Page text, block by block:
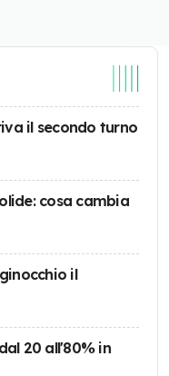
il secondo turno
cosa cambia
il
20 all'80% in